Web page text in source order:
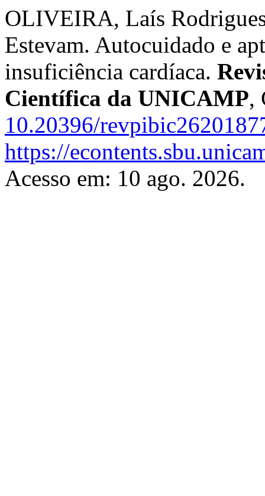
OLIVEIRA, Laís
Estevam. Autocuidado e
insuficiência cardíaca.
Científica da UNICAMP,
10.20396/
https://
Acesso em: 10 ago. 2026.